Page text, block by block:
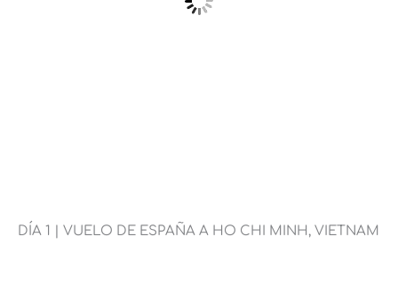
DÍA 1 | VUELO DE ESPAÑA A HO CHI MINH, VIETNAM